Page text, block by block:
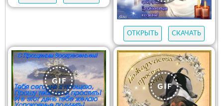
ОТКРЫТЬ СКАЧАТЬ